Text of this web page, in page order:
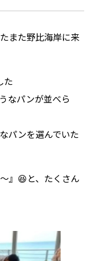
また野比海岸に来
た
なパンが並べら
パンを選んでいた
』😆と、たくさん